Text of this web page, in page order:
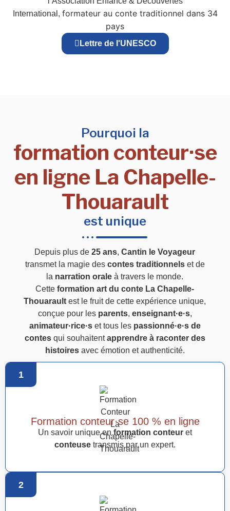
International, formateur au conte traditionnel dans 34
pays
Lettre de l'UNESCO
Pourquoi la
formation conteur·se
en ligne La Chapelle-
Thouarault
est unique
Depuis plus de25 ans,Cantin le Voyageur
transmet la magie des contes traditionnelset de
la narration orale à travers le monde.
Cetteformation art du conte La Chapelle-
Thouarault est le fruit de cette expérience unique,
conçue pour les parents, enseignant·e·s,
animateur·rice·set tous les passionné·e·s de
contesqui souhaitentapprendre à raconter des
histoiresavec émotion et authenticité.
1
Formation conteur·se 100 % en ligne
Un savoir unique en formation conteur et
conteuse transmis par un expert.
2